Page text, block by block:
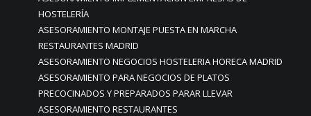
HOSTELERÍA
ASESORAMIENTO MONTAJE PUESTA EN MARCHA
RESTAURANTES MADRID
ASESORAMIENTO NEGOCIOS HOSTELERIA HORECA MADRID
ASESORAMIENTO PARA NEGOCIOS DE PLATOS
PRECOCINADOS Y PREPARADOS PARAR LLEVAR
ASESORAMIENTO RESTAURANTES